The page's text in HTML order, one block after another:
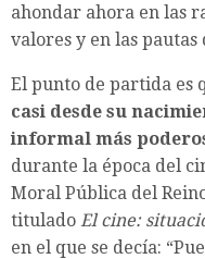
ahondar ahora en las
valores y en las pautas
El punto de partida es
casi desde su
informal más
durante la época del
Moral Pública del
titulado El cine:
en el que se decía: